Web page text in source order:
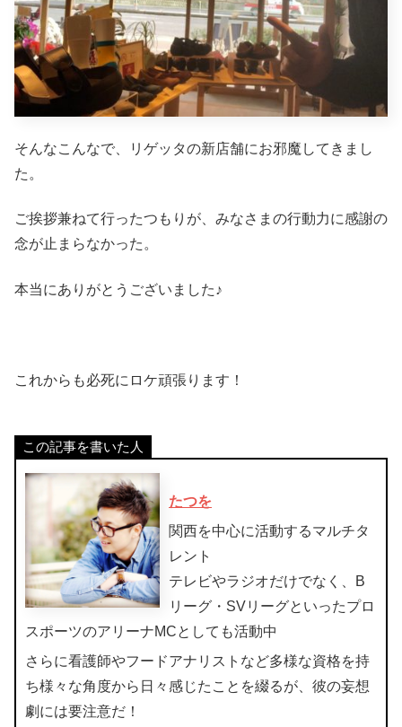
そんなこんなで、リゲッタの新店舗にお邪魔してきまし
た。
ご挨拶兼ねて行ったつもりが、みなさまの行動力に感謝の
念が止まらなかった。
本当にありがとうございました♪
これからも必死にロケ頑張ります！
この記事を書いた人
たつを
関西を中心に活動するマルチタ
レント
テレビやラジオだけでなく、B
リーグ・SVリーグといったプロ
スポーツのアリーナMCとしても活動中
さらに看護師やフードアナリストなど多様な資格を持
ち様々な角度から日々感じたことを綴るが、彼の妄想
劇には要注意だ！